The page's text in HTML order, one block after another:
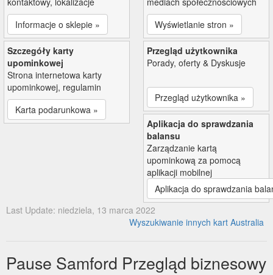
Informacje o sklepie »
Wyświetlanie stron »
Szczegóły karty
upominkowej
Strona internetowa karty
upominkowej, regulamin
Karta podarunkowa »
Przegląd użytkownika
Porady, oferty & Dyskusje
Przegląd użytkownika »
Aplikacja do sprawdzania
balansu
Zarządzanie kartą
upominkową za pomocą
aplikacji mobilnej
Aplikacja do sprawdzania
Last Update: niedziela, 13 marca 2022
Wyszukiwanie innych kart Australia
Pause Samford Przegląd biznesowy